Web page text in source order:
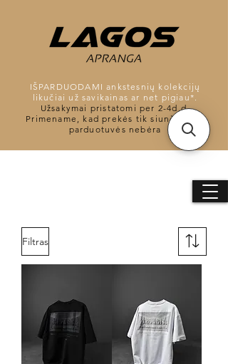
IŠPARDUODAMI ankstesnių kolekcijų
likučiai už savikainas ar net pigiau*.
Užsakymai pristatomi per 2-4d.d.
Primename, kad prekės tik siunčiamos,
parduotuvės nebėra
Filtras